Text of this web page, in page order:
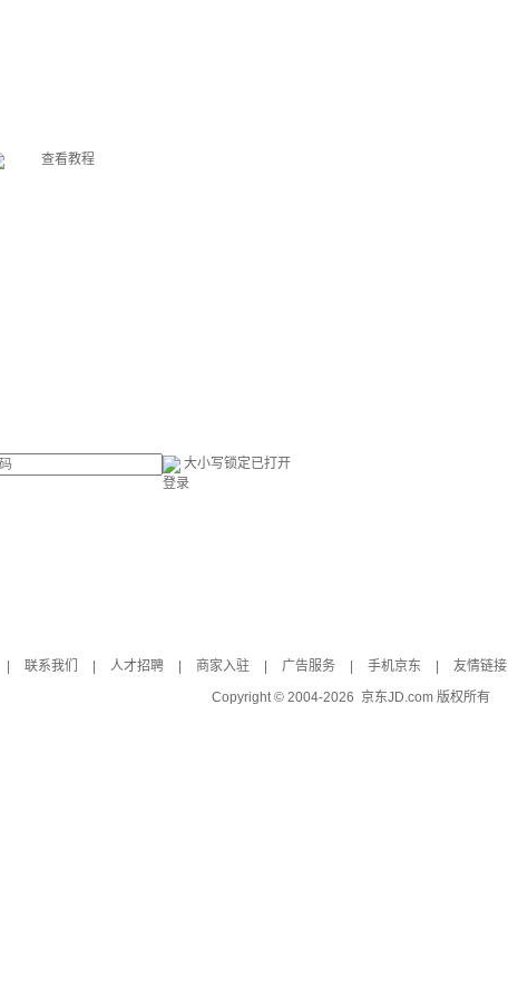
查看教程
大小写锁定已打开
登录
联系我们 人才招聘 商家入驻 广告服务 手机京东 友情链接
Copyright © 2004-2026 京东JD.com 版权所有